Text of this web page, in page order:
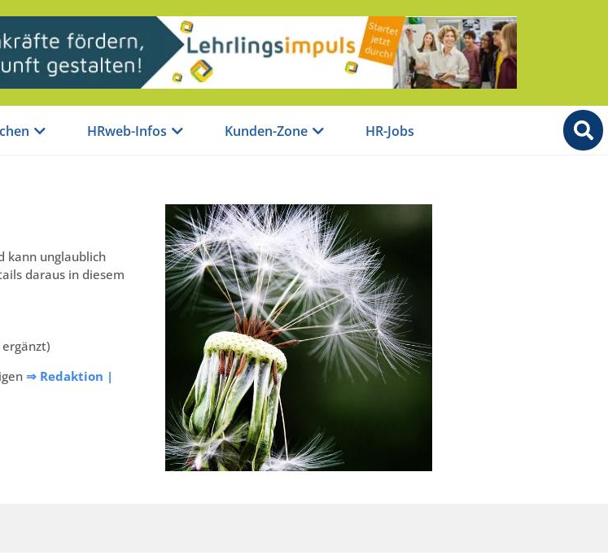
HRweb-Infos Kunden-Zone HR-Jobs
kann unglaublich
daraus in diesem
⇒ Redaktion |